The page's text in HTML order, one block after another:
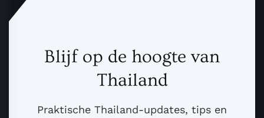
Blijf op de hoogte van
Thailand
Praktische Thailand-updates, tips en